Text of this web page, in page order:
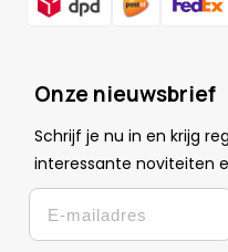
Onze nieuwsbrief
Schrijf je nu in en krijg
interessante noviteiten
Email